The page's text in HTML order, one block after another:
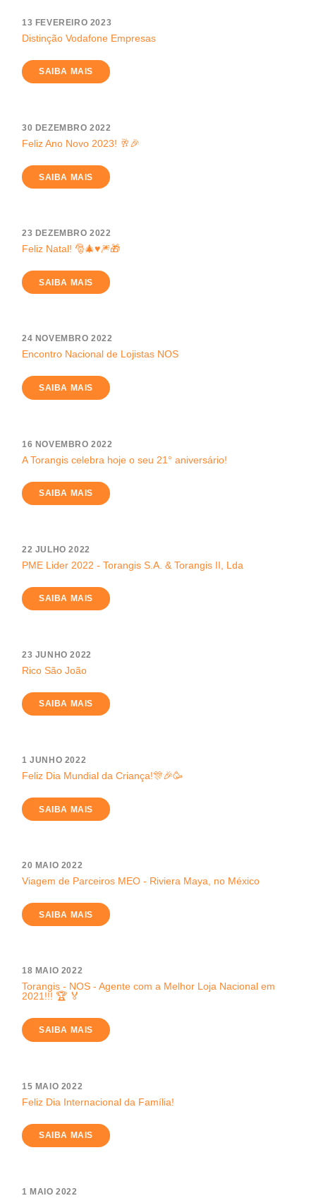
13 FEVEREIRO 2023
Distinção Vodafone Empresas
SAIBA MAIS
30 DEZEMBRO 2022
Feliz Ano Novo 2023! 🥂🎉
SAIBA MAIS
23 DEZEMBRO 2022
Feliz Natal! 🎅🎄♥️🎆🎁
SAIBA MAIS
24 NOVEMBRO 2022
Encontro Nacional de Lojistas NOS
SAIBA MAIS
16 NOVEMBRO 2022
A Torangis celebra hoje o seu 21° aniversário!
SAIBA MAIS
22 JULHO 2022
PME Lider 2022 - Torangis S.A. & Torangis II, Lda
SAIBA MAIS
23 JUNHO 2022
Rico São João
SAIBA MAIS
1 JUNHO 2022
Feliz Dia Mundial da Criança!🎊🎉🥳
SAIBA MAIS
20 MAIO 2022
Viagem de Parceiros MEO - Riviera Maya, no México
SAIBA MAIS
18 MAIO 2022
Torangis - NOS - Agente com a Melhor Loja Nacional em
2021!!! 🏆 🏅
SAIBA MAIS
15 MAIO 2022
Feliz Dia Internacional da Família!
SAIBA MAIS
1 MAIO 2022